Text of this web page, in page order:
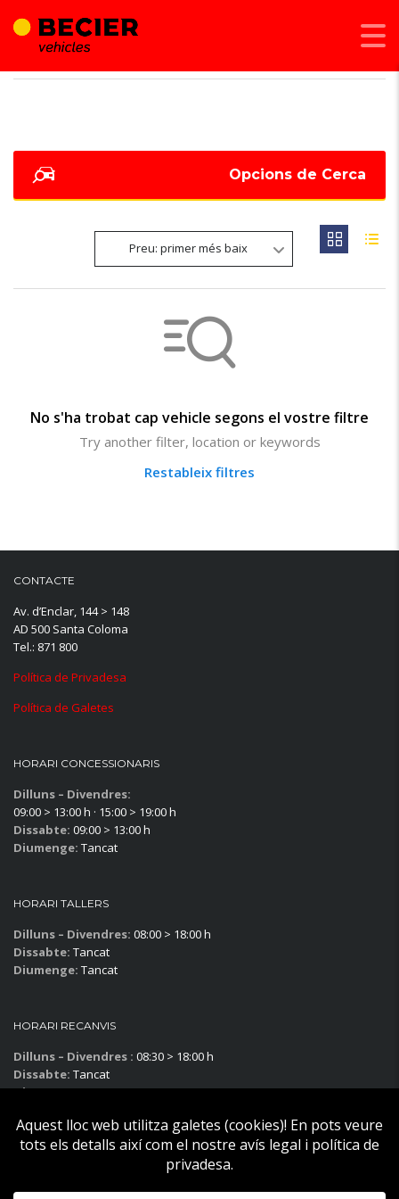
Opcions de Cerca
Preu: primer més baix
No s'ha trobat cap vehicle segons el vostre filtre
Try another filter, location or keywords
Restableix filtres
CONTACTE
Av. d’Enclar, 144 > 148
AD 500 Santa Coloma
Tel.: 871 800
Política de Privadesa
Política de Galetes
HORARI CONCESSIONARIS
Dilluns – Divendres:
09:00 > 13:00 h · 15:00 > 19:00 h
Dissabte: 09:00 > 13:00 h
Diumenge: Tancat
HORARI TALLERS
Dilluns – Divendres: 08:00 > 18:00 h
Dissabte: Tancat
Diumenge: Tancat
HORARI RECANVIS
Dilluns – Divendres : 08:30 > 18:00 h
Dissabte: Tancat
Diumenge:Tancat